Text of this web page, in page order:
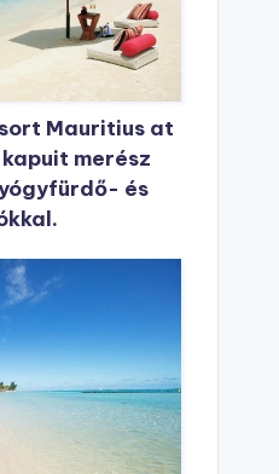
Mauritius at
merész
és